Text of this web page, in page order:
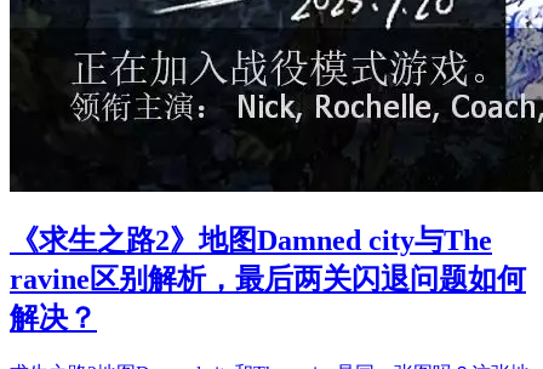
《求生之路2》地图Damned city与The
ravine区别解析，最后两关闪退问题如何
解决？